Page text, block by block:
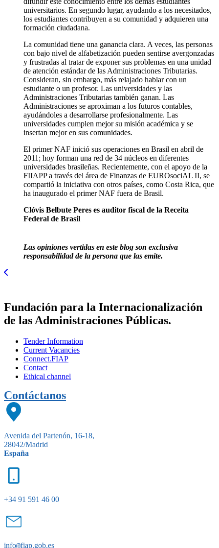
universitarios. En segundo lugar, ayudando a los necesitados,
los estudiantes contribuyen a su comunidad y adquieren una
formación ciudadana.
La comunidad tiene una ganancia clara. A veces, las personas
con bajo nivel de alfabetización pueden sentirse avergonzadas
y frustradas al tratar de exponer sus problemas en una unidad
de atención estándar de las Administraciones Tributarias.
Consideran, sin embargo, más relajado hablar con un
estudiante o un profesor. Las universidades y las
Administraciones Tributarias también ganan. Las
Administraciones se aproximan a los futuros contables,
ayudándoles a desarrollarse profesionalmente. Las
universidades cumplen mejor su misión académica y se
insertan mejor en sus comunidades.
El primer NAF inició sus operaciones en Brasil en abril de
2011; hoy forman una red de 34 núcleos en diferentes
universidades brasileñas. Recientemente, con el apoyo de la
FIIAPP a través del área de Finanzas de EUROsociAL II, se
compartió la iniciativa con otros países, como Costa Rica, que
ha inaugurado el primer NAF fuera de Brasil.
Clóvis Belbute Peres es auditor fiscal de la Receita
Federal de Brasil
Las opiniones vertidas en este blog son exclusiva
responsabilidad de la persona que las emite.
Fundación para la Internacionalización
de las Administraciones Públicas.
Tender Information
Current Vacancies
Connect.FIAP
Contact
Ethical channel
Contáctanos
Avenida del Partenón, 16-18,
28042/Madrid
España
+34 91 591 46 00
info@fiap.gob.es